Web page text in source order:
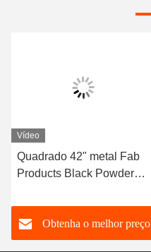
Vídeo
Quadrado 42" metal Fab
Products Black Powder
Gooseneck
Obtenha o melhor preço